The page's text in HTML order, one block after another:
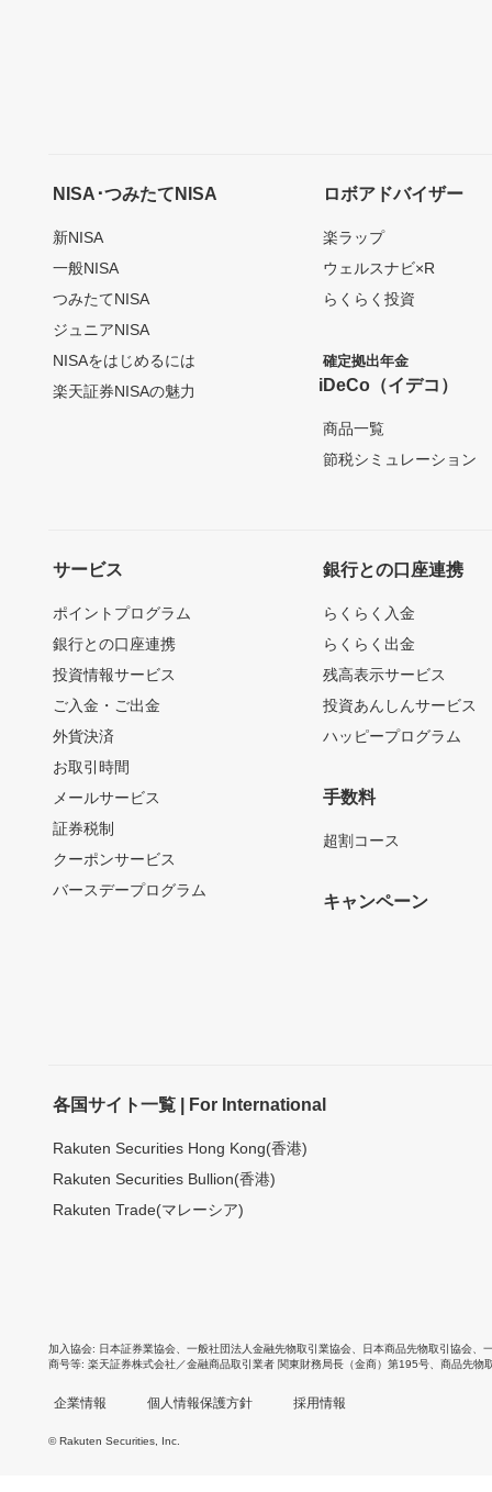
NISA･つみたてNISA
新NISA
一般NISA
つみたてNISA
ジュニアNISA
NISAをはじめるには
楽天証券NISAの魅力
ロボアドバイザー
楽ラップ
ウェルスナビ×R
らくらく投資
確定拠出年金
iDeCo（イデコ）
商品一覧
節税シミュレーション
サービス
ポイントプログラム
銀行との口座連携
投資情報サービス
ご入金・ご出金
外貨決済
お取引時間
メールサービス
証券税制
クーポンサービス
バースデープログラム
銀行との口座連携
らくらく入金
らくらく出金
残高表示サービス
投資あんしんサービス
ハッピープログラム
手数料
超割コース
キャンペーン
各国サイト一覧 | For International
Rakuten Securities Hong Kong(香港)
Rakuten Securities Bullion(香港)
Rakuten Trade(マレーシア)
加入協会 日本証券業協会 一般社団法人金融先物取引業協会 日本商品先物取引協会
商号等 楽天証券株式会社／金融商品取引業者 関東財務局長（金商）第195号、商品先物
企業情報 個人情報保護方針 採用情報
© Rakuten Securities, Inc.